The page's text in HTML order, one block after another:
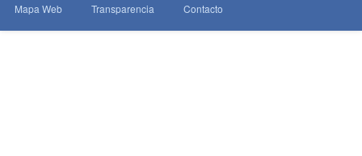
Mapa Web Transparencia Contacto